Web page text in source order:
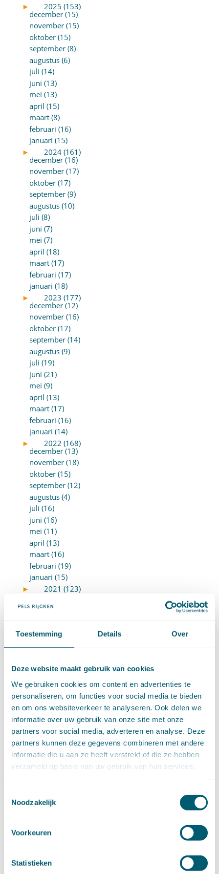
Toestemming Details Over
Deze website maakt gebruik van cookies
We gebruiken cookies om content en advertenties te
personaliseren, om functies voor social media te bieden
en om ons websiteverkeer te analyseren. Ook delen we
informatie over uw gebruik van onze site met onze
partners voor social media, adverteren en analyse. Deze
partners kunnen deze gegevens combineren met andere
informatie die u aan ze heeft verstrekt of die ze hebben
verzameld op basis van uw gebruik van hun services.
Noodzakelijk
Voorkeuren
Statistieken
►
2025 (153)
december (15)
november (15)
oktober (15)
september (8)
augustus (6)
juli (14)
juni (13)
mei (13)
april (15)
maart (8)
februari (16)
januari (15)
►
2024 (161)
december (16)
november (17)
oktober (17)
september (9)
augustus (10)
juli (8)
juni (7)
mei (7)
april (18)
maart (17)
februari (17)
januari (18)
►
2023 (177)
december (12)
november (16)
oktober (17)
september (14)
augustus (9)
juli (19)
juni (21)
mei (9)
april (13)
maart (17)
februari (16)
januari (14)
►
2022 (168)
december (13)
november (18)
oktober (15)
september (12)
augustus (4)
juli (16)
juni (16)
mei (11)
april (13)
maart (16)
februari (19)
januari (15)
►
2021 (123)
november (9)
september (4)
juni (14)
april (11)
maart (14)
februari (11)
januari (15)
►
2020 (154)
december (6)
november (14)
oktober (14)
juli (20)
april (20)
januari (17)